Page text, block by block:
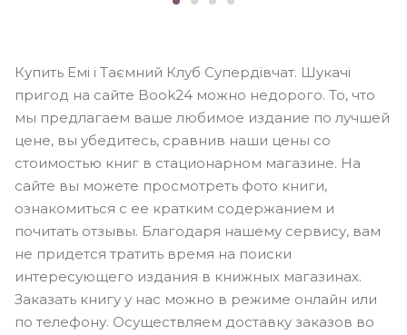
Купить Емі і Таємний Клуб Супердівчат. Шукачі
пригод на сайте Book24 можно недорого. То, что
мы предлагаем ваше любимое издание по лучшей
цене, вы убедитесь, сравнив наши цены со
стоимостью книг в стационарном магазине. На
сайте вы можете просмотреть фото книги,
ознакомиться с ее кратким содержанием и
почитать отзывы. Благодаря нашему сервису, вам
не придется тратить время на поиски
интересующего издания в книжных магазинах.
Заказать книгу у нас можно в режиме онлайн или
по телефону. Осуществляем доставку заказов во